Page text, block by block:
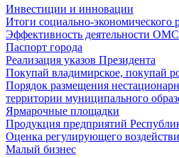
Инвестиции и инновации
Итоги социально-экономического
Эффективность деятельности
Паспорт города
Реализация указов Президента
Покупай владимирское, покупай
Порядок размещения
территории муниципального
Ярмарочные площадки
Продукция предприятий
Оценка регулирующего
Малый бизнес